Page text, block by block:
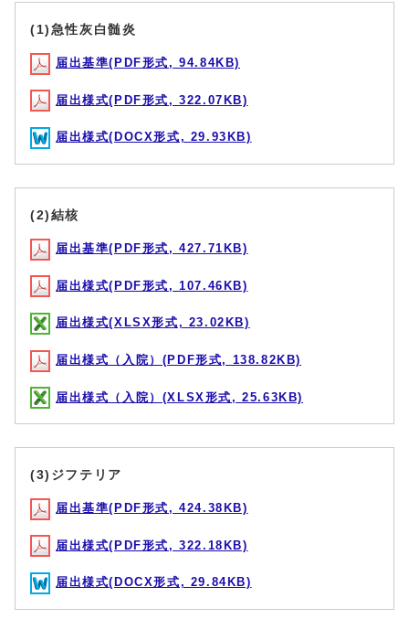
(1)急性灰白髄炎
届出基準(PDF形式, 94.84KB)
届出様式(PDF形式, 322.07KB)
届出様式(DOCX形式, 29.93KB)
(2)結核
届出基準(PDF形式, 427.71KB)
届出様式(PDF形式, 107.46KB)
届出様式(XLSX形式, 23.02KB)
届出様式（入院）(PDF形式, 138.82KB)
届出様式（入院）(XLSX形式, 25.63KB)
(3)ジフテリア
届出基準(PDF形式, 424.38KB)
届出様式(PDF形式, 322.18KB)
届出様式(DOCX形式, 29.84KB)